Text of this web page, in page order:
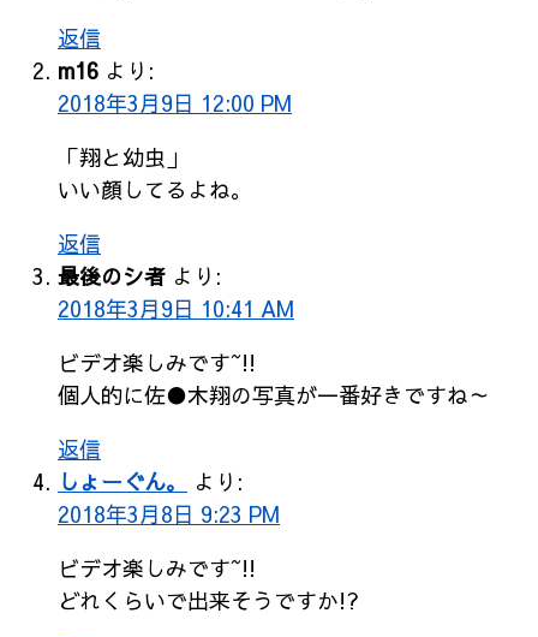
返信
m16 より:
2018年3月9日 12:00 PM
「翔と幼虫」
いい顔してるよね。
返信
最後のシ者 より:
2018年3月9日 10:41 AM
ビデオ楽しみです~!!
個人的に佐●木翔の写真が一番好きですね～
返信
しょーぐん。
より:
2018年3月8日 9:23 PM
ビデオ楽しみです~!!
どれくらいで出来そうですか!?